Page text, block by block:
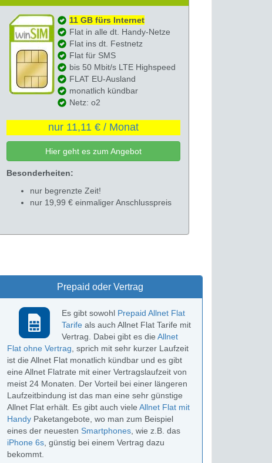
11 GB fürs Internet
Flat in alle dt. Handy-Netze
Flat ins dt. Festnetz
Flat für SMS
bis 50 Mbit/s LTE Highspeed
FLAT EU-Ausland
monatlich kündbar
Netz: o2
nur 11,11 € / Monat
Hier geht es zum Angebot
Besonderheiten:
nur begrenzte Zeit!
nur 19,99 € einmaliger Anschlusspreis
Prepaid oder Vertrag
Es gibt sowohl Prepaid Allnet Flat
Tarifeals auch Allnet Flat Tarife mit
Vertrag. Dabei gibt es die Allnet
Flat ohne Vertrag , sprich mit sehr kurzer Laufzeit
ist die Allnet Flat monatlich kündbar und es gibt
eine Allnet Flatrate mit einer Vertragslaufzeit von
meist 24 Monaten. Der Vorteil bei einer längeren
Laufzeitbindung ist das man eine sehr günstige
Allnet Flat erhält. Es gibt auch viele Allnet Flat mit
HandyPaketangebote, wo man zum Beispiel
eines der neuesten Smartphones, wie z.B. das
iPhone 6s, günstig bei einem Vertrag dazu
bekommt.